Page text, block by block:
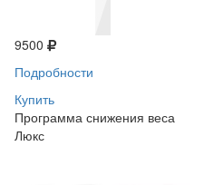
9500
Подробности
Купить
Программа снижения веса
Люкс